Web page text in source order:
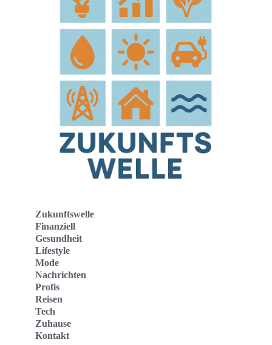
Zukunftswelle
Finanziell
Gesundheit
Lifestyle
Mode
Nachrichten
Profis
Reisen
Tech
Zuhause
Kontakt